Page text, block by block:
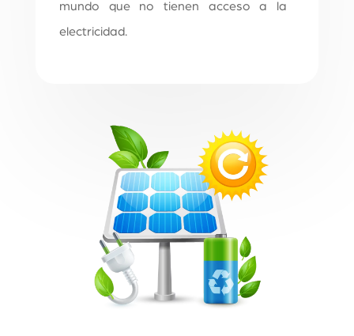
mundo que no tienen acceso a la
electricidad.